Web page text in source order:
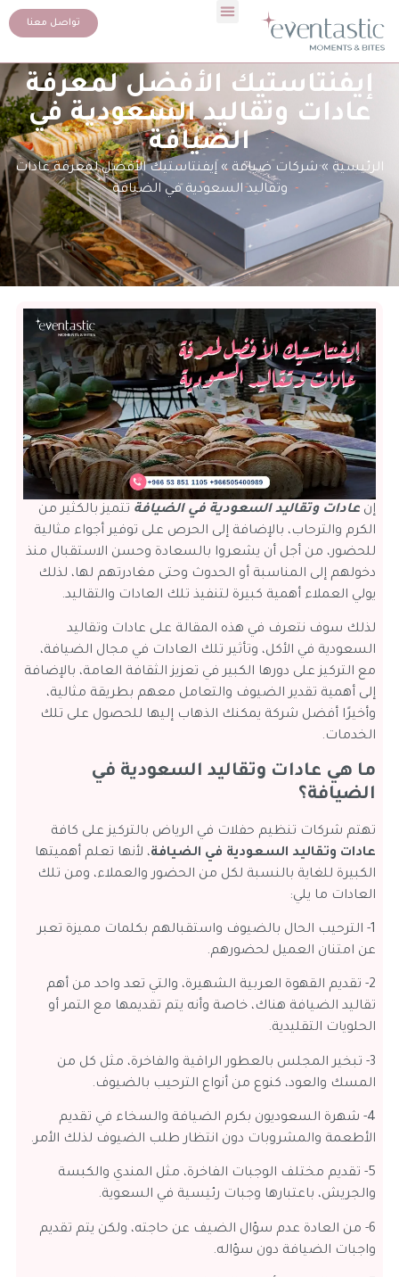
تواصل معنا
إيفنتاستيك الأفضل لمعرفة
عادات وتقاليد السعودية في
الضيافة
الرئيسية» شركات ضيافة» إيفنتاستيك الأفضل لمعرفة عادات
وتقاليد السعودية في الضيافة
إنعادات وتقاليد السعودية في الضيافةتتميز بالكثير من
الكرم والترحاب، بالإضافة إلى الحرص على توفير أجواء مثالية
للحضور، من أجل أن يشعروا بالسعادة وحسن الاستقبال منذ
دخولهم إلى المناسبة أو الحدوث وحتى مغادرتهم لها، لذلك
يولي العملاء أهمية كبيرة لتنفيذ تلك العادات والتقاليد.
لذلك سوف نتعرف في هذه المقالة على عادات وتقاليد
السعودية في الأكل، وتأثير تلك العادات في مجال الضيافة،
مع التركيز على دورها الكبير في تعزيز الثقافة العامة، بالإضافة
إلى أهمية تقدير الضيوف والتعامل معهم بطريقة مثالية،
وأخيرًا أفضل شركة يمكنك الذهاب إليها للحصول على تلك
الخدمات.
ما هي عادات وتقاليد السعودية في
الضيافة؟
تهتم شركات تنظيم حفلات في الرياض بالتركيز على كافة
عادات وتقاليد السعودية في الضيافة، لأنها تعلم أهميتها
الكبيرة للغاية بالنسبة لكل من الحضور والعملاء، ومن تلك
العادات ما يلي:
1- الترحيب الحال بالضيوف واستقبالهم بكلمات مميزة تعبر
عن امتنان العميل لحضورهم.
2- تقديم القهوة العربية الشهيرة، والتي تعد واحد من أهم
تقاليد الضيافة هناك، خاصة وأنه يتم تقديمها مع التمر أو
الحلويات التقليدية.
3- تبخير المجلس بالعطور الراقية والفاخرة، مثل كل من
المسك والعود، كنوع من أنواع الترحيب بالضيوف.
4- شهرة السعوديون بكرم الضيافة والسخاء في تقديم
الأطعمة والمشروبات دون انتظار طلب الضيوف لذلك الأمر.
5- تقديم مختلف الوجبات الفاخرة، مثل المندي والكبسة
والجريش، باعتبارها وجبات رئيسية في السعوية.
6- من العادة عدم سؤال الضيف عن حاجته، ولكن يتم تقديم
واجبات الضيافة دون سؤاله.